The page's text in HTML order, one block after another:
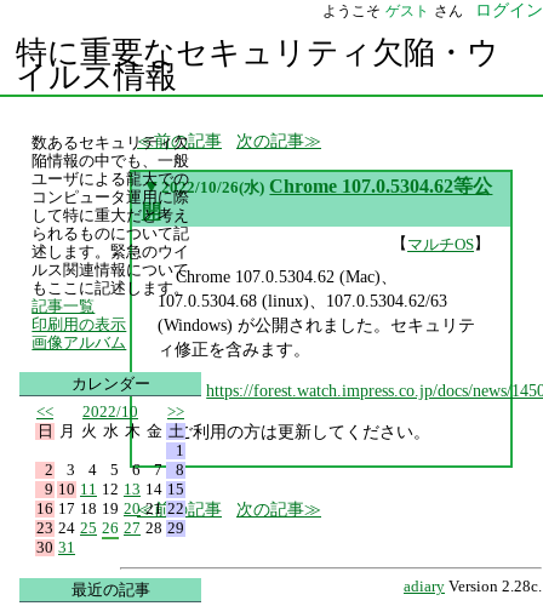
ようこそ ゲスト さん ログイン
特に重要なセキュリティ欠陥・ウ
イルス情報
前の記事 次の記事
▼ 2022/10/26(水) Chrome 107.0.5304.62等公
開
【マルチOS】
Chrome 107.0.5304.62 (Mac)、
107.0.5304.68 (linux)、107.0.5304.62/63
(Windows) が公開されました。セキュリテ
ィ修正を含みます。
https://forest.watch.impress.co.jp/docs/news/
ご利用の方は更新してください。
前の記事 次の記事
adiary Version 2.28c.
数あるセキュリティ欠
陥情報の中でも、一般
ユーザによる龍大での
コンピュータ運用に際
して特に重大だと考え
られるものについて記
述します。緊急のウイ
ルス関連情報について
もここに記述します。
記事一覧
印刷用の表示
画像アルバム
カレンダー
<<
2022/10
>>
日
月 火 水 木 金 土
1
2
3 4 5 6 7
8
9 10 11 12 13 14 15
16 17 18 19 20 21 22
23 24 25 26 27 28 29
30 31
最近の記事